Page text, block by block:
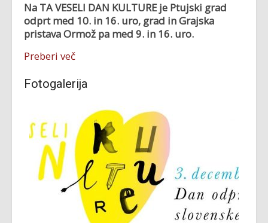
Na TA VESELI DAN KULTURE je Ptujski grad
odprt med 10. in 16. uro, grad in Grajska
pristava Ormož pa med 9. in 16. uro.
Preberi več
Fotogalerija